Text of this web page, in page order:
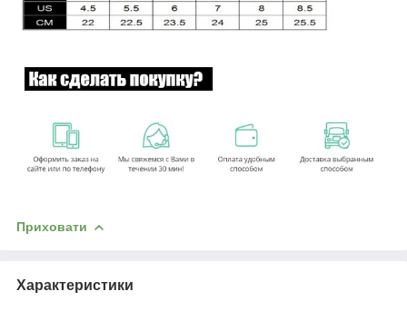
Приховати
Характеристики